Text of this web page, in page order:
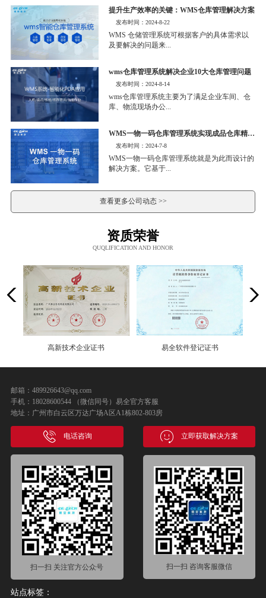
提升生产效率的关键：WMS仓库管理解决方案
发布时间：2024-8-22
WMS 仓储管理系统可根据客户的具体需求以
及要解决的问题来...
wms仓库管理系统解决企业10大仓库管理问题
发布时间：2024-8-14
wms仓库管理系统主要为了满足企业车间、仓
库、物流现场办公...
WMS一物一码仓库管理系统实现成品仓库精细化管理
发布时间：2024-7-8
WMS一物一码仓库管理系统就是为此而设计的
解决方案。它基于...
查看更多公司动态 >>
资质荣誉
QUQLIFICATION AND HONOR
易全软件登记证书 易全专利证书
邮箱：489926643@qq.com
手机：18028600544 （微信同号）易全官方客服
地址：广州市白云区万达广场A区A1栋802-803房
电话咨询 立即获取解决方案
扫一扫 关注官方公众号 扫一扫 咨询客服微信
站点标签：